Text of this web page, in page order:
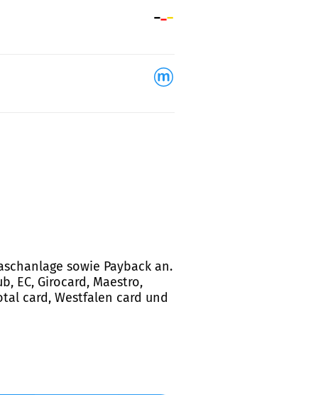
sowie Payback an.
EC, Girocard, Maestro,
card, Westfalen card und